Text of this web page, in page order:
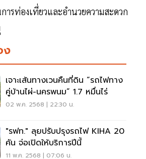
รท่องเที่ยวและอำนวยความสะดวก
ง
เจาะเส้นทางเวนคืนที่ดิน “รถไฟทาง
คู่บ้านไผ่-นครพนม” 1.7 หมื่นไร่
02 พ.ค. 2568 | 22:30 น.
"รฟท." ลุยปรับปรุงรถไฟ KIHA 20
คัน จ่อเปิดให้บริการปีนี้
11 พ.ค. 2568 | 07:06 น.